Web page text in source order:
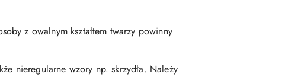
z owalnym kształtem twarzy powinny
nieregularne wzory np. skrzydła. Należy